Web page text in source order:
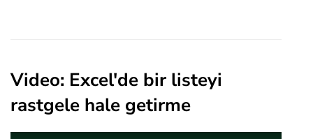
Video: Excel'de bir listeyi
rastgele hale getirme